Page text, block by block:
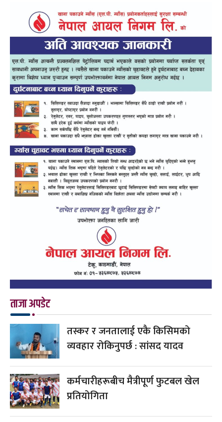
ताजा अपडेट
तस्कर र जनतालाई एकै किसिमको
व्यवहार रोकिनुपर्छ : सांसद यादव
कर्मचारीहरूबीच मैत्रीपूर्ण फुटबल खेल
प्रतियोगिता